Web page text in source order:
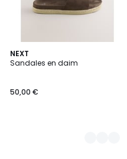
NEXT
Sandales en daim
50,00 €
2
Couleurs